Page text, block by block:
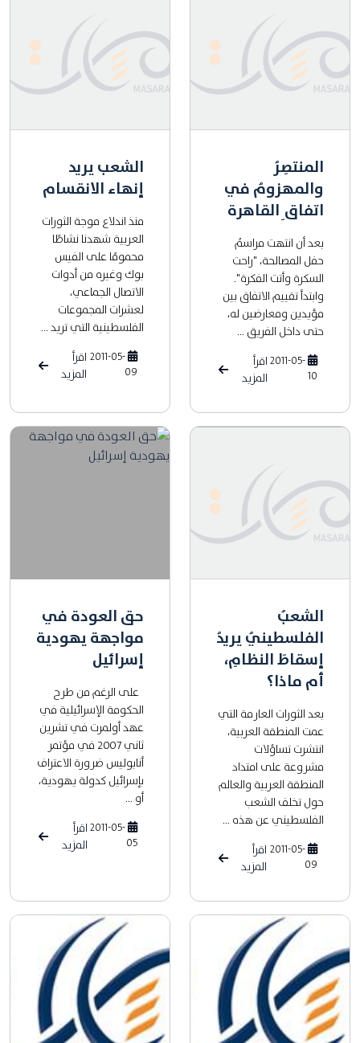
المنتصِرُ
والمهزومُ في
اتفاقِ القاهرة
بعد أن انتهت مراسمُ
حفل المصالحة، "راحت
السكرة وأتت الفكرة".
وابتدأ تقييم الاتفاق بين
مؤيدين ومعارضين له،
حتى داخل الفريق ...
2011-05-
10
اقرأ
المزيد
الشعب يريد
إنهاء الانقسام
منذ اندلاع موجة الثورات
العربية شهدنا نشاطًا
محمومًا على الفيس
بوك وغيره من أدوات
الاتصال الجماعي،
لعشرات المجموعات
الفلسطينية التي تريد ...
2011-05-
09
اقرأ
المزيد
الشعبُ
الفلسطينيُ يريدُ
إسقاطَ النظامِ،
أم ماذا؟
بعد الثورات العارمة التي
عمت المنطقة العربية،
انتشرت تساؤلات
مشروعة على امتداد
المنطقة العربية والعالم
حول تخلف الشعب
الفلسطيني عن هذه ...
2011-05-
09
اقرأ
المزيد
حق العودة في
مواجهة يهودية
إسرائيل
على الرغم من طرح
الحكومة الإسرائيلية في
عهد أولمرت في تشرين
ثاني 2007 في مؤتمر
أنابوليس ضرورة الاعتراف
بإسرائيل كدولة يهودية،
أو ...
2011-05-
05
اقرأ
المزيد